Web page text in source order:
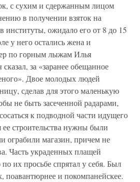
с сухим и сдержанным лицом
в получении взяток на
институты, ожидало его от 8 до 15
у него остались жена и
по горным лыжам Илья
за «заранее обещанное
Двое молодых людей
сделав для этого маленькую
не быть засеченной радарами,
к подводной части идущего
ее строительства нужны были
ограбили магазин, причем не
Часть украденных плащей
их просьбе спрятал у себя. Был
поавантюрнее и покомпанейскее.